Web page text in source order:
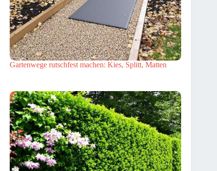
Gartenwege rutschfest machen: Kies, Splitt, Matten